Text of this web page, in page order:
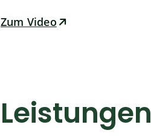
Zum Video
Leistungen